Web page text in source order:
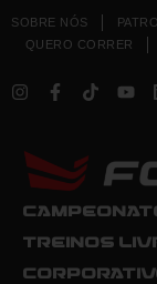
SOBRE NÓS
QUERO CORRER
TREINOS